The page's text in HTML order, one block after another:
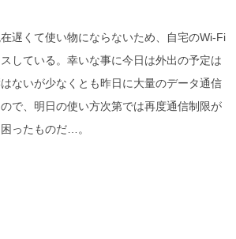
遅くて使い物にならないため、自宅のWi-Fi
している。幸いな事に今日は外出の予定は
ないが少なくとも昨日に大量のデータ通信
で、明日の使い方次第では再度通信制限が
ったものだ…。